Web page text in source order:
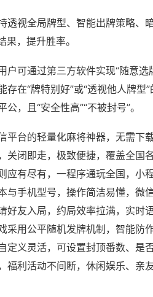
透视全局牌型、智能出牌策略、
，提升胜率。
可通过第三方软件实现“随意选
存在“牌特别好”或“透视他人牌型
，且“安全性高”“不被封号”。
平台的轻量化麻将神器，无需下
关闭即走，极致便捷，覆盖全国
应有尽有，一程序通玩全国，小
与手机型号，操作简洁易懂，微
好友入局，约局效率拉满，实时
采用公平随机发牌机制，智能防
定义灵活，可设置封顶番数、是
福利活动不间断，休闲娱乐、亲